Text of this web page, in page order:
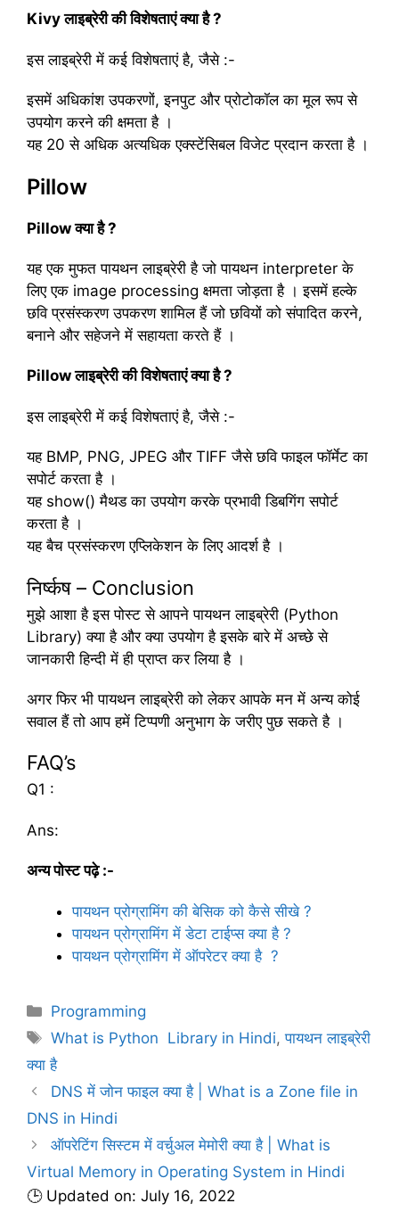
Kivy लाइब्रेरी की विशेषताएं क्या है ?
इस लाइब्रेरी में कई विशेषताएं है, जैसे :-
इसमें अधिकांश उपकरणों, इनपुट और प्रोटोकॉल का मूल रूप से
उपयोग करने की क्षमता है ।
यह 20 से अधिक अत्यधिक एक्स्टेंसिबल विजेट प्रदान करता है ।
Pillow
Pillow क्या है ?
यह एक मुफत पायथन लाइब्रेरी है जो पायथन interpreter के
लिए एक image processing क्षमता जोड़ता है । इसमें हल्के
छवि प्रसंस्करण उपकरण शामिल हैं जो छवियों को संपादित करने,
बनाने और सहेजने में सहायता करते हैं ।
Pillow लाइब्रेरी की विशेषताएं क्या है ?
इस लाइब्रेरी में कई विशेषताएं है, जैसे :-
यह BMP, PNG, JPEG और TIFF जैसे छवि फाइल फॉर्मेट का
सपोर्ट करता है ।
यह show() मैथड का उपयोग करके प्रभावी डिबगिंग सपोर्ट
करता है ।
यह बैच प्रसंस्करण एप्लिकेशन के लिए आदर्श है ।
निर्ष्कष – Conclusion
मुझे आशा है इस पोस्ट से आपने पायथन लाइब्रेरी (Python
Library) क्या है और क्या उपयोग है इसके बारे में अच्छे से
जानकारी हिन्दी में ही प्राप्त कर लिया है ।
अगर फिर भी पायथन लाइब्रेरी को लेकर आपके मन में अन्य कोई
सवाल हैं तो आप हमें टिप्पणी अनुभाग के जरीए पुछ सकते है ।
FAQ’s
Q1 :
Ans:
अन्य पोस्ट पढ़े :-
पायथन प्रोग्रामिंग की बेसिक को कैसे सीखे ?
पायथन प्रोग्रामिंग में डेटा टाईप्स क्या है ?
पायथन प्रोग्रामिंग में ऑपरेटर क्या है ?
C
a
e
g
o
r
i
e
s
Programming
T
a
s
What is Python Library in Hindi,पायथन लाइब्रेरी
क्या है
DNS में जोन फाइल क्या है | What is a Zone file in
DNS in Hindi
ऑपरेटिंग सिस्टम में वर्चुअल मेमोरी क्या है | What is
Virtual Memory in Operating System in Hindi
🕒 Updated on: July 16, 2022